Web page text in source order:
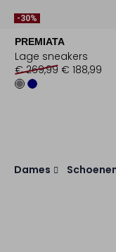
-30%
PREMIATA
Lage sneakers
€ 269,99 € 188,99
Dames